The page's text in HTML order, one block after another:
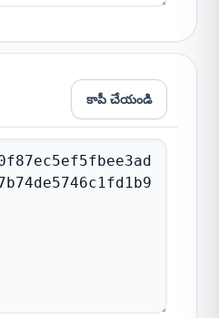
కాపీ చేయండి